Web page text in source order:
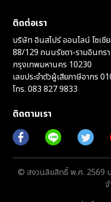
ติดต่อเรา
บริษัท อินสไปร์ ออนไลน์ โซเชี
88/129 ถนนรัชดา-รามอินทร
กรุงเทพมหานคร 10230
เลขประจำตัวผู้เสียภาษีอากร
โทร. 083 827 9833
ติดตามเรา
© สงวนลิขสิทธิ์ พ.ศ. 2569